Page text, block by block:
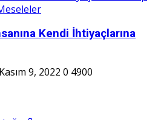
Kendi İhtiyaçlarına
Kasım 9, 2022 0 4900